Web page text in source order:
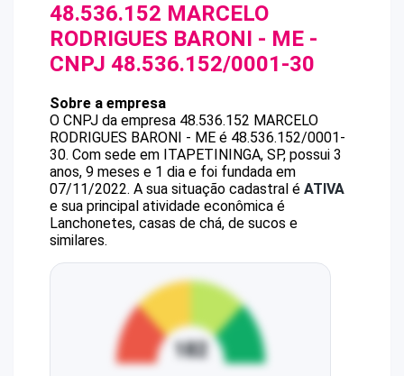
48.536.152 MARCELO
RODRIGUES BARONI - ME -
CNPJ 48.536.152/0001-30
Sobre a empresa
O CNPJ da empresa 48.536.152 MARCELO
RODRIGUES BARONI - ME é 48.536.152/0001-
30. Com sede em ITAPETININGA, SP, possui 3
anos, 9 meses e 1 dia e foi fundada em
07/11/2022. A sua situação cadastral é ATIVA
e sua principal atividade econômica é
Lanchonetes, casas de chá, de sucos e
similares.